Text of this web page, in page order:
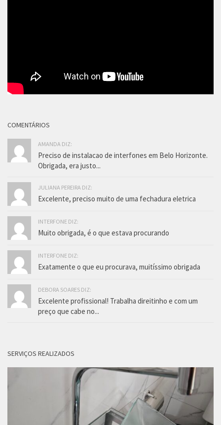
COMENTÁRIOS
AMANDA DIZ:
Preciso de instalacao de interfones em Belo Horizonte.
Obrigada, era justo...
JULIANA PEREIRA DIZ:
Excelente, preciso muito de uma fechadura eletrica
INTERFONE DIZ:
Muito obrigada, é o que estava procurando
INTERFONE DIZ:
Exatamente o que eu procurava, muitíssimo obrigada
DEBORA SOARES DIZ:
Excelente profissional! Trabalha direitinho e com um
preço que cabe no...
SERVIÇOS REALIZADOS